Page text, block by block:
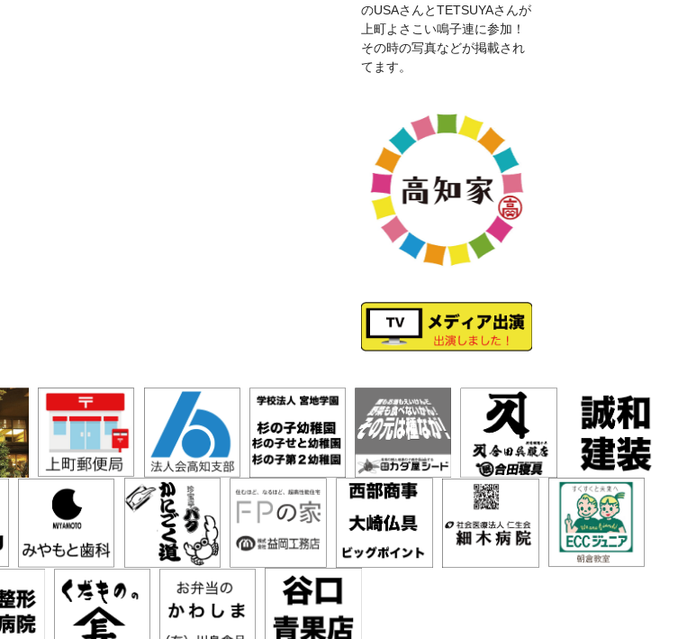
のUSAさんとTETSUYAさんが
上町よさこい鳴子連に参加！
その時の写真などが掲載され
てます。